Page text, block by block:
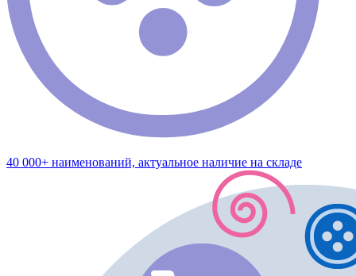
40 000+ наименований, актуальное наличие на складе